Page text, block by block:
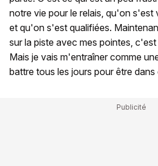
notre vie pour le relais, qu'on s'est
et qu'on s'est qualifiées.
sur la piste avec mes pointes,
Mais je vais m'entraîner comme
battre tous les jours pour être